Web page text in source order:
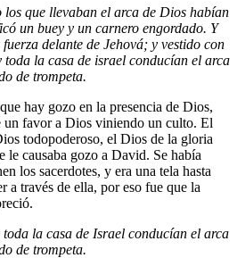
los que llevaban el arca de Dios habían
un buey y un carnero engordado. Y
delante de Jehová; y vestido con
la casa de israel conducían el arca
de trompeta.
hay gozo en la presencia de Dios,
un favor a Dios viniendo un culto. El
todopoderoso, el Dios de la gloria
le causaba gozo a David. Se había
los sacerdotes, y era una tela hasta
a través de ella, por eso fue que la
la casa de Israel conducían el arca
de trompeta.